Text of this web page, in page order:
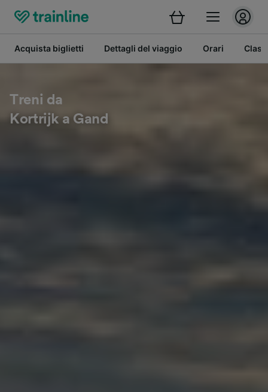
Acquista biglietti Dettagli del viaggio Orari
Treni da
Kortrijk a Gand